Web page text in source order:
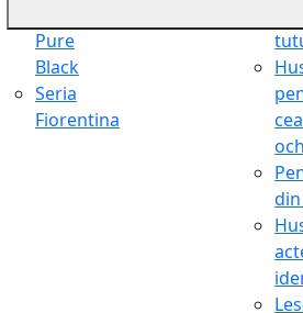
Pure
Black
Seria
Fiorentina